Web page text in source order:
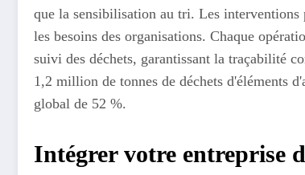
que la sensibilisation au tri. Les interventions
les besoins des organisations. Chaque
suivi des déchets, garantissant la traçabilité
1,2 million de tonnes de déchets d'éléments
global de 52 %.
Intégrer votre entreprise